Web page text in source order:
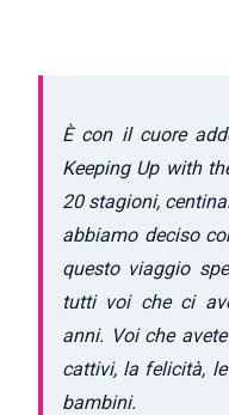
È con il cuore
Keeping Up with
20 stagioni,
abbiamo deciso
questo viaggio
tutti voi che ci
anni. Voi che
cattivi, la felicità,
bambini.